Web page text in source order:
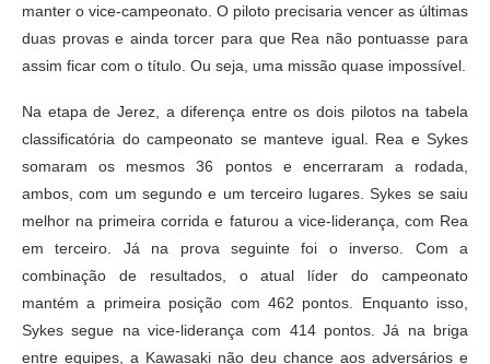
manter o vice-campeonato. O piloto precisaria vencer as últimas
duas provas e ainda torcer para que Rea não pontuasse para
assim ficar com o título. Ou seja, uma missão quase impossível.
Na etapa de Jerez, a diferença entre os dois pilotos na tabela
classificatória do campeonato se manteve igual. Rea e Sykes
somaram os mesmos 36 pontos e encerraram a rodada,
ambos, com um segundo e um terceiro lugares. Sykes se saiu
melhor na primeira corrida e faturou a vice-liderança, com Rea
em terceiro. Já na prova seguinte foi o inverso. Com a
combinação de resultados, o atual líder do campeonato
mantém a primeira posição com 462 pontos. Enquanto isso,
Sykes segue na vice-liderança com 414 pontos. Já na briga
entre equipes, a Kawasaki não deu chance aos adversários e